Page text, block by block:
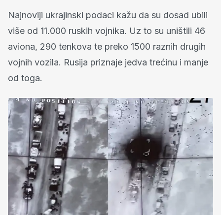
Najnoviji ukrajinski podaci kažu da su dosad ubili
više od 11.000 ruskih vojnika. Uz to su uništili 46
aviona, 290 tenkova te preko 1500 raznih drugih
vojnih vozila. Rusija priznaje jedva trećinu i manje
od toga.